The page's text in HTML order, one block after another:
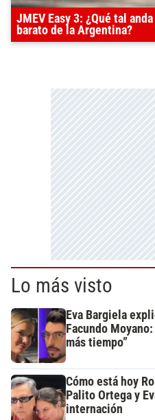
JMEV Easy 3: ¿Qué tal
barato de la Argentina?
Lo más visto
Eva Bargiela
Facundo
más tiempo”
Cómo está hoy
Palito Ortega y
internación